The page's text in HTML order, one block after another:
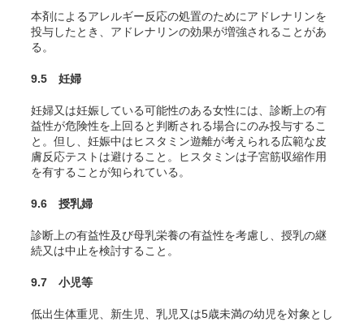
本剤によるアレルギー反応の処置のためにアドレナリンを
投与したとき、アドレナリンの効果が増強されることがあ
る。
9.5 妊婦
妊婦又は妊娠している可能性のある女性には、診断上の有
益性が危険性を上回ると判断される場合にのみ投与するこ
と。但し、妊娠中はヒスタミン遊離が考えられる広範な皮
膚反応テストは避けること。ヒスタミンは子宮筋収縮作用
を有することが知られている。
9.6 授乳婦
診断上の有益性及び母乳栄養の有益性を考慮し、授乳の継
続又は中止を検討すること。
9.7 小児等
低出生体重児、新生児、乳児又は5歳未満の幼児を対象とし